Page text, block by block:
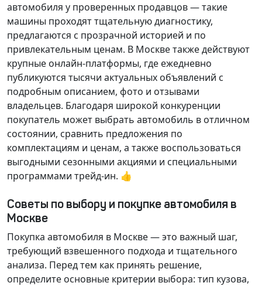
автомобиля у проверенных продавцов — такие
машины проходят тщательную диагностику,
предлагаются с прозрачной историей и по
привлекательным ценам. В Москве также действуют
крупные онлайн-платформы, где ежедневно
публикуются тысячи актуальных объявлений с
подробным описанием, фото и отзывами
владельцев. Благодаря широкой конкуренции
покупатель может выбрать автомобиль в отличном
состоянии, сравнить предложения по
комплектациям и ценам, а также воспользоваться
выгодными сезонными акциями и специальными
программами трейд-ин. 👍
Советы по выбору и покупке автомобиля в
Москве
Покупка автомобиля в Москве — это важный шаг,
требующий взвешенного подхода и тщательного
анализа. Перед тем как принять решение,
определите основные критерии выбора: тип кузова,